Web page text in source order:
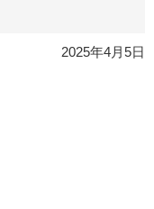
2025年4月5日